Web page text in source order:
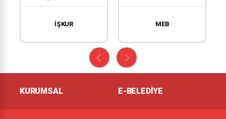
İŞKUR MEB
KURUMSAL E-BELEDIYE